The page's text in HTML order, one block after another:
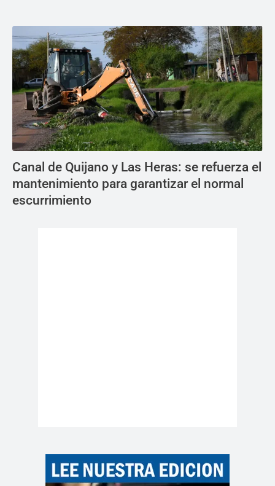
Canal de Quijano y Las Heras: se refuerza el
mantenimiento para garantizar el normal
escurrimiento